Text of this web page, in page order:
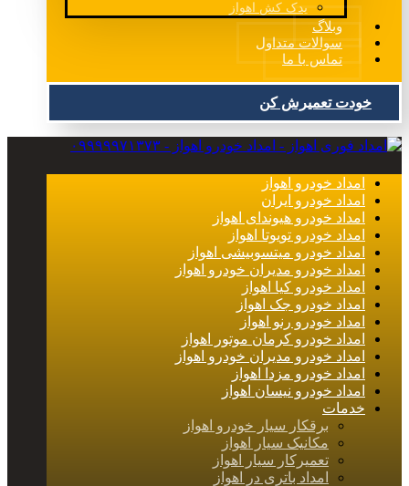
یدک کش اهواز
وبلاگ
سوالات متداول
تماس با ما
خودت تعمیرش کن
امداد خودرو اهواز
امداد خودرو ایران
امداد خودرو هیوندای اهواز
امداد خودرو تویوتا اهواز
امداد خودرو میتسوبیشی اهواز
امداد خودرو مدیران خودرو اهواز
امداد خودرو کیا اهواز
امداد خودرو جک اهواز
امداد خودرو رنو اهواز
امداد خودرو کرمان موتور اهواز
امداد خودرو مدیران خودرو اهواز
امداد خودرو مزدا اهواز
امداد خودرو نیسان اهواز
خدمات
برقکار سیار خودرو اهواز
مکانیک سیار اهواز
تعمیرکار سیار اهواز
امداد باتری در اهواز